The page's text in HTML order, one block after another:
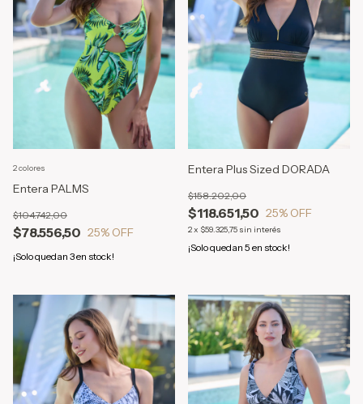
Entera PALMS
$78.556,50
$104.742,00
25% OFF
¡Solo quedan 3en stock!
2 colores Entera Plus Sized DORADA
$118.651,50
$158.202,00
25% OFF
2x $59.325,75 sin interés
¡Solo quedan 5 en stock!